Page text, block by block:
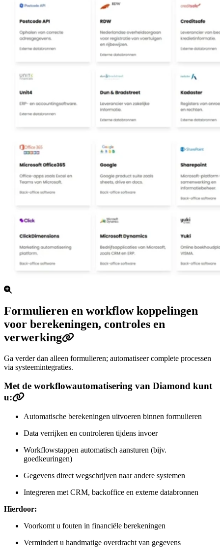
Formulieren en workflow koppelingen
voor berekeningen, controles en
verwerking
Ga verder dan alleen formulieren; automatiseer complete processen
via systeemintegraties.
Met de workflowautomatisering van Diamond kunt
u:
Automatische berekeningen uitvoeren binnen formulieren
Data verrijken en controleren tijdens invoer
Workflowstappen automatisch aansturen (bijv.
goedkeuringen)
Gegevens direct wegschrijven naar andere systemen
Integreren met CRM, backoffice en externe databronnen
Hierdoor:
Voorkomt u fouten in financiële berekeningen
Vermindert u handmatige overdracht van gegevens